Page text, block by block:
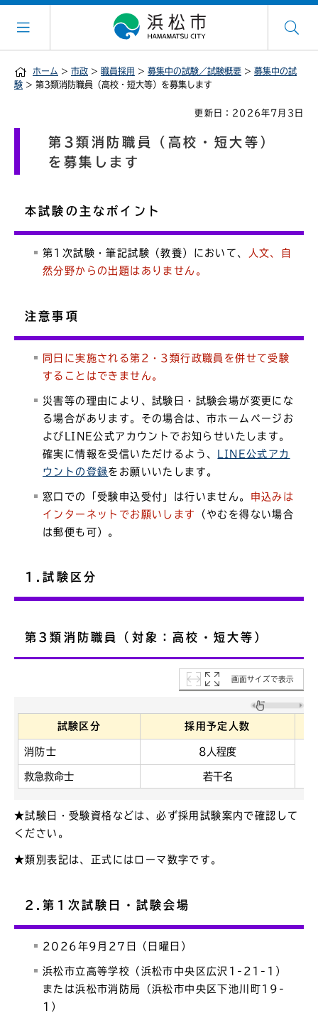
ホーム > 市政 > 職員採用 > 募集中の試験／試験概要 > 募集中の試
験 > 第3類消防職員（高校・短大等）を募集します
更新日：2026年7月3日
第3類消防職員（高校・短大等）
を募集します
本試験の主なポイント
第1次試験・筆記試験（教養）において、
人文、自
然分野からの出題はありません。
注意事項
同日に実施される第2・3類行政職員を併せて受験
することはできません。
災害等の理由により、試験日・試験会場が変更にな
る場合があります。その場合は、市ホームページお
よびLINE公式アカウントでお知らせいたします。
確実に情報を受信いただけるよう、
LINE公式アカ
ウントの登録をお願いいたします。
窓口での「受験申込受付」は行いません。 申込みは
インターネットでお願いします
（やむを得ない場合
は郵便も可）。
1.試験区分
第3類消防職員（対象：高校・短大等）
画面サイズで表示
試験区分 採用予定人数
消防士 8人程度
救急救命士 若干名
★試験日・受験資格などは、必ず採用試験案内で確認して
ください。
★類別表記は、正式にはローマ数字です。
2.第1次試験日・試験会場
2026年9月27日（日曜日）
浜松市立高等学校（浜松市中央区広沢1-21-1）
または浜松市消防局（浜松市中央区下池川町19-
1）